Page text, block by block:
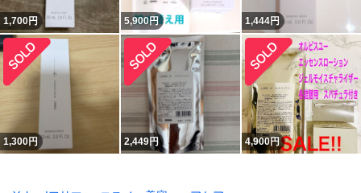
1,700円 5,900円 1,444円
1,300円 2,449円 4,900円